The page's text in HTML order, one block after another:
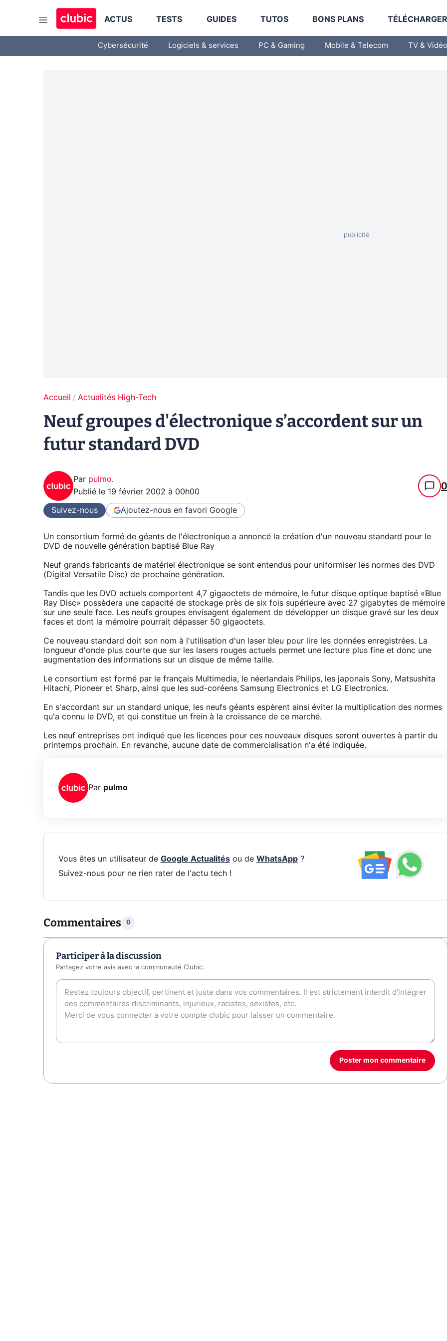
ACTUS TESTS GUIDES TUTOS BONS PLANS
Cybersécurité Logiciels & services PC & Gaming Mobile & Telecom TV & Vidéo
Accueil Actualités High-Tech
Neuf groupes d'électronique s’accordent sur un
futur standard DVD
Par pulmo.
Publié le 19 février 2002 à 00h00 0
Suivez-nous Ajoutez-nous en favori Google
Un consortium formé de géants de l'électronique a annoncé la création d'un nouveau standard pour le
DVD de nouvelle génération baptisé Blue Ray
Neuf grands fabricants de matériel électronique se sont entendus pour uniformiser les normes des DVD
(Digital Versatile Disc) de prochaine génération.
Tandis que les DVD actuels comportent 4,7 gigaoctets de mémoire, le futur disque optique baptisé «Blue
Ray Disc» possèdera une capacité de stockage près de six fois supérieure avec 27 gigabytes de mémoire
sur une seule face. Les neufs groupes envisagent également de développer un disque gravé sur les deux
faces et dont la mémoire pourrait dépasser 50 gigaoctets.
Ce nouveau standard doit son nom à l'utilisation d'un laser bleu pour lire les données enregistrées. La
longueur d'onde plus courte que sur les lasers rouges actuels permet une lecture plus fine et donc une
augmentation des informations sur un disque de même taille.
Le consortium est formé par le français Multimedia, le néerlandais Philips, les japonais Sony, Matsushita
Hitachi, Pioneer et Sharp, ainsi que les sud-coréens Samsung Electronics et LG Electronics.
En s'accordant sur un standard unique, les neufs géants espèrent ainsi éviter la multiplication des normes
qu'a connu le DVD, et qui constitue un frein à la croissance de ce marché.
Les neuf entreprises ont indiqué que les licences pour ces nouveaux disques seront ouvertes à partir du
printemps prochain. En revanche, aucune date de commercialisation n'a été indiquée.
Par pulmo
Vous êtes un utilisateur de Google Actualitésou de WhatsApp?
Suivez-nous pour ne rien rater de l'actu tech !
Commentaires 0
Participer à la discussion
Partagez votre avis avec la communauté Clubic.
Poster mon commentaire